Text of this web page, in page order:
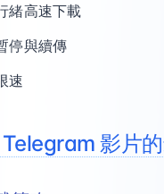
緒高速下載
停與續傳
速
影片